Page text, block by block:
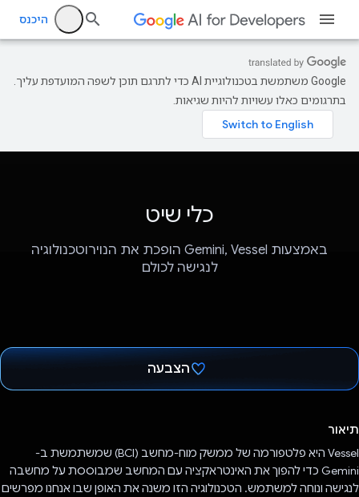
היכנס
‫Google משתמשת בטכנולוגיית AI כדי לתרגם תוכן לשפה המועדפת עליך.
בתרגומים כאלו עשויות להיות שגיאות.
כלי שיט
באמצעות Gemini, Vessel הופכת את הנוירוטכנולוגיה
לנגישה לכולם
הצבעה
תיאור
Vessel היא פלטפורמה של ממשק מוח-מחשב (BCI) שמשתמשת ב-
Gemini כדי להפוך את האינטראקציה עם המחשב שמבוססת על מחשבה
לנגישה ונוחה למשתמש. הטכנולוגיה הזו משנה את האופן שבו אנחנו מפרשים